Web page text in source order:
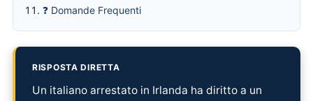
❓ Domande Frequenti
RISPOSTA DIRETTA
Un italiano arrestato in Irlanda ha diritto a un